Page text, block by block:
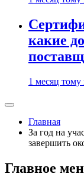
какие
1 месяц тому
Главная
За год на
завершить
Главное